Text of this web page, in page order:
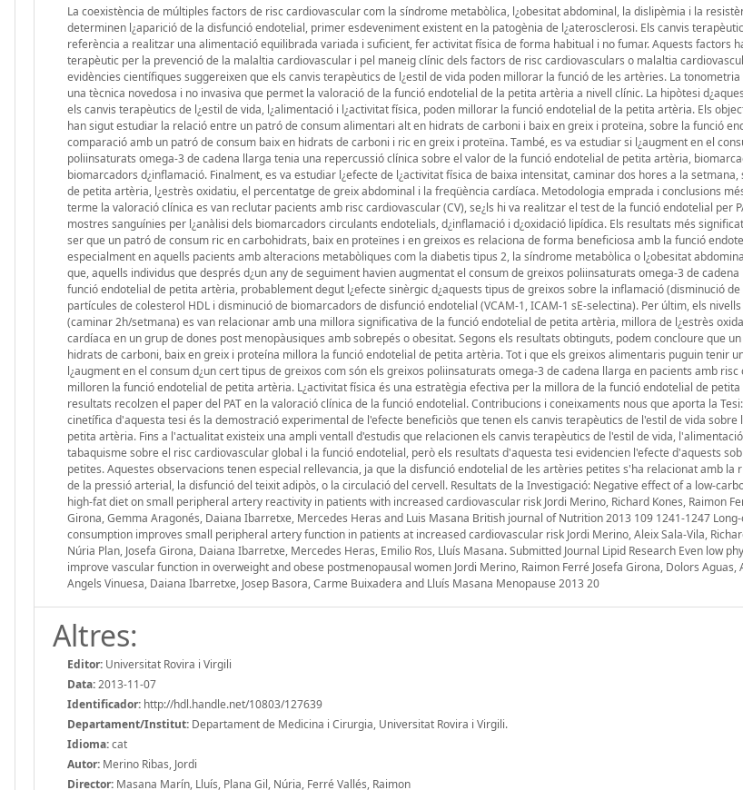
La coexistència de múltiples factors de risc cardiovascular com la síndrome metabòlica, l¿obesitat abdominal, la dislipèmia i la
determinen l¿aparició de la disfunció endotelial, primer esdeveniment existent en la patogènia de l¿aterosclerosi. Els canvis
referència a realitzar una alimentació equilibrada variada i suficient, fer activitat física de forma habitual i no fumar. Aquests factors
terapèutic per la prevenció de la malaltia cardiovascular i pel maneig clínic dels factors de risc cardiovasculars o malaltia
evidències científiques suggereixen que els canvis terapèutics de l¿estil de vida poden millorar la funció de les artèries. La
una tècnica novedosa i no invasiva que permet la valoració de la funció endotelial de la petita artèria a nivell clínic. La hipòtesi
els canvis terapèutics de l¿estil de vida, l¿alimentació i l¿activitat física, poden millorar la funció endotelial de la petita artèria. Els
han sigut estudiar la relació entre un patró de consum alimentari alt en hidrats de carboni i baix en greix i proteïna, sobre la funció
comparació amb un patró de consum baix en hidrats de carboni i ric en greix i proteïna. També, es va estudiar si l¿augment en el
poliinsaturats omega-3 de cadena llarga tenia una repercussió clínica sobre el valor de la funció endotelial de petita artèria,
biomarcadors d¿inflamació. Finalment, es va estudiar l¿efecte de l¿activitat física de baixa intensitat, caminar dos hores a la
de petita artèria, l¿estrès oxidatiu, el percentatge de greix abdominal i la freqüència cardíaca. Metodologia emprada i conclusions
terme la valoració clínica es van reclutar pacients amb risc cardiovascular (CV), se¿ls hi va realitzar el test de la funció endotelial per
mostres sanguínies per l¿anàlisi dels biomarcadors circulants endotelials, d¿inflamació i d¿oxidació lipídica. Els resultats més
ser que un patró de consum ric en carbohidrats, baix en proteïnes i en greixos es relaciona de forma beneficiosa amb la funció
especialment en aquells pacients amb alteracions metabòliques com la diabetis tipus 2, la síndrome metabòlica o l¿obesitat
que, aquells individus que després d¿un any de seguiment havien augmentat el consum de greixos poliinsaturats omega-3 de
funció endotelial de petita artèria, probablement degut l¿efecte sinèrgic d¿aquests tipus de greixos sobre la inflamació (disminució de
partícules de colesterol HDL i disminució de biomarcadors de disfunció endotelial (VCAM-1, ICAM-1 sE-selectina). Per últim, els
(caminar 2h/setmana) es van relacionar amb una millora significativa de la funció endotelial de petita artèria, millora de l¿estrès
cardíaca en un grup de dones post menopàusiques amb sobrepés o obesitat. Segons els resultats obtinguts, podem concloure que
hidrats de carboni, baix en greix i proteína millora la funció endotelial de petita artèria. Tot i que els greixos alimentaris puguin tenir
l¿augment en el consum d¿un cert tipus de greixos com són els greixos poliinsaturats omega-3 de cadena llarga en pacients amb
milloren la funció endotelial de petita artèria. L¿activitat física és una estratègia efectiva per la millora de la funció endotelial de
resultats recolzen el paper del PAT en la valoració clínica de la funció endotelial. Contribucions i coneixaments nous que aporta la
cinetífica d'aquesta tesi és la demostració experimental de l'efecte beneficiòs que tenen els canvis terapèutics de l'estil de vida sobre
petita artèria. Fins a l'actualitat existeix una ampli ventall d'estudis que relacionen els canvis terapèutics de l'estil de vida,
tabaquisme sobre el risc cardiovascular global i la funció endotelial, però els resultats d'aquesta tesi evidencien l'efecte d'aquests
petites. Aquestes observacions tenen especial rellevancia, ja que la disfunció endotelial de les artèries petites s'ha relacionat amb
de la pressió arterial, la disfunció del teixit adipòs, o la circulació del cervell. Resultats de la Investigació: Negative effect of a low-
high-fat diet on small peripheral artery reactivity in patients with increased cardiovascular risk Jordi Merino, Richard Kones, Raimon
Girona, Gemma Aragonés, Daiana Ibarretxe, Mercedes Heras and Luis Masana British journal of Nutrition 2013 109 1241-1247 Long-
consumption improves small peripheral artery function in patients at increased cardiovascular risk Jordi Merino, Aleix Sala-Vila,
Núria Plan, Josefa Girona, Daiana Ibarretxe, Mercedes Heras, Emilio Ros, Lluís Masana. Submitted Journal Lipid Research Even low
improve vascular function in overweight and obese postmenopausal women Jordi Merino, Raimon Ferré Josefa Girona, Dolors Aguas,
Angels Vinuesa, Daiana Ibarretxe, Josep Basora, Carme Buixadera and Lluís Masana Menopause 2013 20
Altres:
Editor: Universitat Rovira i Virgili
Data:2013-11-07
Identificador: http://hdl.handle.net/10803/127639
Departament/Institut: Departament de Medicina i Cirurgia, Universitat Rovira i Virgili.
Idioma:cat
Autor: Merino Ribas, Jordi
Director: Masana Marín, Lluís, Plana Gil, Núria, Ferré Vallés, Raimon